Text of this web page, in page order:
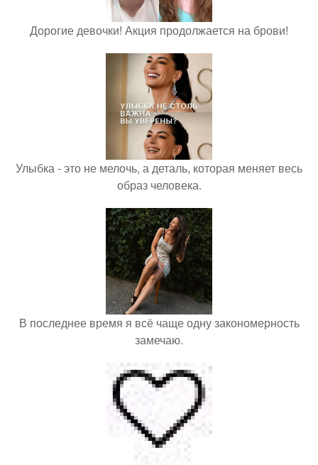
Дорогие девочки! Акция продолжается на брови!
Улыбка - это не мелочь, а деталь, которая меняет весь
образ человека.
В последнее время я всё чаще одну закономерность
замечаю.